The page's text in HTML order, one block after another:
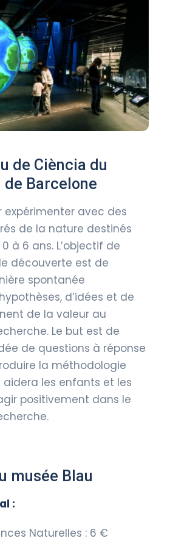
de Ciència du
de Barcelone
expérimenter avec des
de la nature destinés
à 6 ans. L’objectif de
découverte est de
spontanée
d’idées et de
de la valeur au
Le but est de
de questions à réponse
la méthodologie
les enfants et les
positivement dans le
musée Blau
:
Naturelles : 6 €